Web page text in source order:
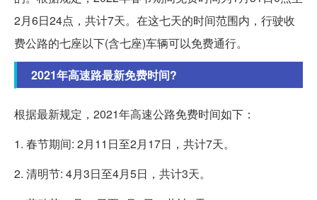
2月6日24点，共计7天。在这七天的时间范围内，行驶收
费公路的七座以下(含七座)车辆可以免费通行。
2021年高速路最新免费时间?
根据最新规定，2021年高速公路免费时间如下：
1. 春节期间: 2月11日至2月17日，共计7天。
2. 清明节: 4月3日至4月5日，共计3天。